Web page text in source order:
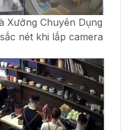
Xưởng Chuyên Dụng
nét khi lắp camera